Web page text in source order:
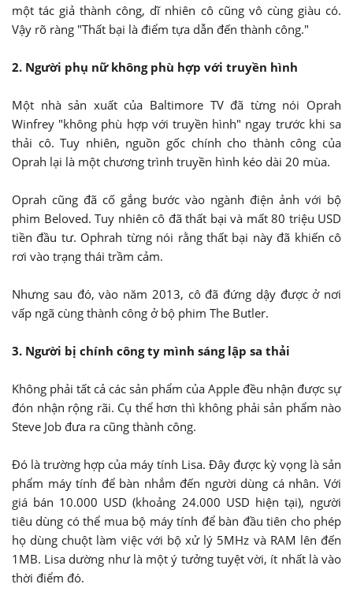
một tác giả thành công, dĩ nhiên cô cũng vô cùng giàu có.
Vậy rõ ràng "Thất bại là điểm tựa dẫn đến thành công."
2. Người phụ nữ không phù hợp với truyền hình
Một nhà sản xuất của Baltimore TV đã từng nói Oprah
Winfrey "không phù hợp với truyền hình" ngay trước khi sa
thải cô. Tuy nhiên, nguồn gốc chính cho thành công của
Oprah lại là một chương trình truyền hình kéo dài 20 mùa.
Oprah cũng đã cố gắng bước vào ngành điện ảnh với bộ
phim Beloved. Tuy nhiên cô đã thất bại và mất 80 triệu USD
tiền đầu tư. Ophrah từng nói rằng thất bại này đã khiến cô
rơi vào trạng thái trầm cảm.
Nhưng sau đó, vào năm 2013, cô đã đứng dậy được ở nơi
vấp ngã cùng thành công ở bộ phim The Butler.
3. Người bị chính công ty mình sáng lập sa thải
Không phải tất cả các sản phẩm của Apple đều nhận được sự
đón nhận rộng rãi. Cụ thể hơn thì không phải sản phẩm nào
Steve Job đưa ra cũng thành công.
Đó là trường hợp của máy tính Lisa. Đây được kỳ vọng là sản
phẩm máy tính để bàn nhắm đến người dùng cá nhân. Với
giá bán 10.000 USD (khoảng 24.000 USD hiện tại), người
tiêu dùng có thể mua bộ máy tính để bàn đầu tiên cho phép
họ dùng chuột làm việc với bộ xử lý 5MHz và RAM lên đến
1MB. Lisa dường như là một ý tưởng tuyệt vời, ít nhất là vào
thời điểm đó.